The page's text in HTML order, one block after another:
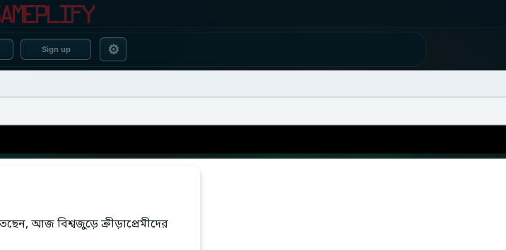
Sign up ⚙
আজ বিশ্বজুড়ে ক্রীড়াপ্রেমীদের